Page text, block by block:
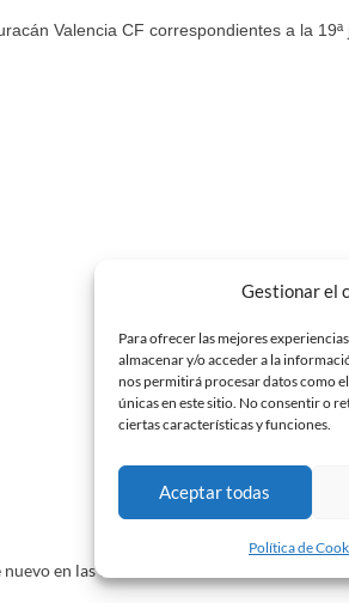
Gestionar el
Para ofrecer las mejores
almacenar y/o acceder a la
nos permitirá procesar datos como
únicas en este sitio. No consentir o
ciertas características y funciones.
Aceptar todas
Política de
Valencia CF correspondientes a la
en las oficinas de la Nova Creu Alta